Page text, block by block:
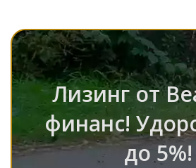
Лизинг от
финанс!
до 5%!